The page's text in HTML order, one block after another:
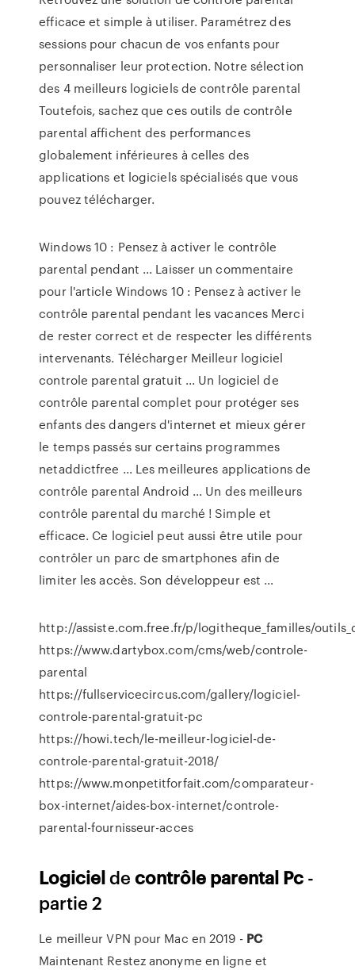
efficace et simple à utiliser. Paramétrez des
sessions pour chacun de vos enfants pour
personnaliser leur protection. Notre sélection
des 4 meilleurs logiciels de contrôle parental
Toutefois, sachez que ces outils de contrôle
parental affichent des performances
globalement inférieures à celles des
applications et logiciels spécialisés que vous
pouvez télécharger.
Windows 10 : Pensez à activer le contrôle
parental pendant ... Laisser un commentaire
pour l'article Windows 10 : Pensez à activer le
contrôle parental pendant les vacances Merci
de rester correct et de respecter les différents
intervenants. Télécharger Meilleur logiciel
controle parental gratuit ... Un logiciel de
contrôle parental complet pour protéger ses
enfants des dangers d'internet et mieux gérer
le temps passés sur certains programmes
netaddictfree ... Les meilleures applications de
contrôle parental Android ... Un des meilleurs
contrôle parental du marché ! Simple et
efficace. Ce logiciel peut aussi être utile pour
contrôler un parc de smartphones afin de
limiter les accès. Son développeur est ...
http://assiste.com.free.fr/p/logitheque_familles/
https://www.dartybox.com/cms/web/controle-
parental
https://fullservicecircus.com/gallery/logiciel-
controle-parental-gratuit-pc
https://howi.tech/le-meilleur-logiciel-de-
controle-parental-gratuit-2018/
https://www.monpetitforfait.com/comparateur-
box-internet/aides-box-internet/controle-
parental-fournisseur-acces
Logicieldecontrôle parental Pc -
partie 2
Le meilleur VPN pour Mac en 2019 - PC
Maintenant Restez anonyme en ligne et